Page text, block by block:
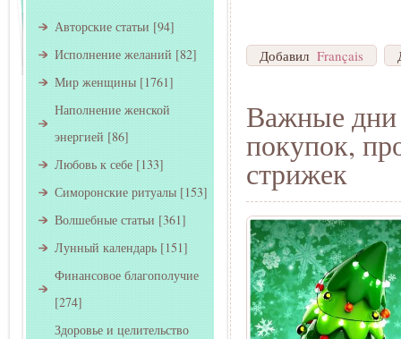
Добавил Français
Важные дни
покупок,
стрижек
Авторские статьи [94]
Исполнение желаний [82]
Мир женщины [1761]
Наполнение женской
энергией [86]
Любовь к себе [133]
Симоронские ритуалы [153]
Волшебные статьи [361]
Лунный календарь [151]
Финансовое благополучие
[274]
Здоровье и целительство